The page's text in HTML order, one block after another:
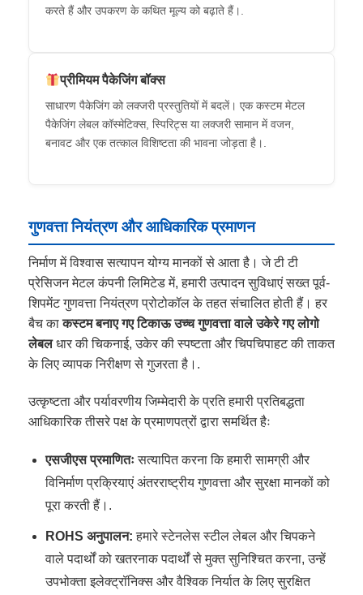
करते हैं और उपकरण के कथित मूल्य को बढ़ाते हैं।.
प्रीमियम पैकेजिंग बॉक्स
साधारण पैकेजिंग को लक्जरी प्रस्तुतियों में बदलें। एक कस्टम मेटल
पैकेजिंग लेबल कॉस्मेटिक्स, स्पिरिट्स या लक्जरी सामान में वजन,
बनावट और एक तत्काल विशिष्टता की भावना जोड़ता है।.
गुणवत्ता नियंत्रण और आधिकारिक प्रमाणन
निर्माण में विश्वास सत्यापन योग्य मानकों से आता है। जे टी टी
प्रेसिजन मेटल कंपनी लिमिटेड में, हमारी उत्पादन सुविधाएं सख्त पूर्व-
शिपमेंट गुणवत्ता नियंत्रण प्रोटोकॉल के तहत संचालित होती हैं। हर
बैच काकस्टम बनाए गए टिकाऊ उच्च गुणवत्ता वाले उकेरे गए लोगो
लेबलधार की चिकनाई, उकेर की स्पष्टता और चिपचिपाहट की ताकत
के लिए व्यापक निरीक्षण से गुजरता है।.
उत्कृष्टता और पर्यावरणीय जिम्मेदारी के प्रति हमारी प्रतिबद्धता
आधिकारिक तीसरे पक्ष के प्रमाणपत्रों द्वारा समर्थित हैः
एसजीएस प्रमाणितःसत्यापित करना कि हमारी सामग्री और
विनिर्माण प्रक्रियाएं अंतरराष्ट्रीय गुणवत्ता और सुरक्षा मानकों को
पूरा करती हैं।.
ROHS अनुपालन: हमारे स्टेनलेस स्टील लेबल और चिपकने
वाले पदार्थों को खतरनाक पदार्थों से मुक्त सुनिश्चित करना, उन्हें
उपभोक्ता इलेक्ट्रॉनिक्स और वैश्विक निर्यात के लिए सुरक्षित